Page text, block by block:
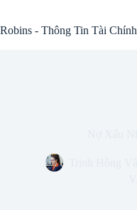
content
Robins - Thông Tin Tài Chính